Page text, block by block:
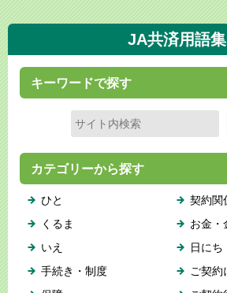
JA共済用語集
キーワードで探す
カテゴリーから探す
ひと
くるま
いえ
手続き・制度
契約関
お金・
日にち
ご契約